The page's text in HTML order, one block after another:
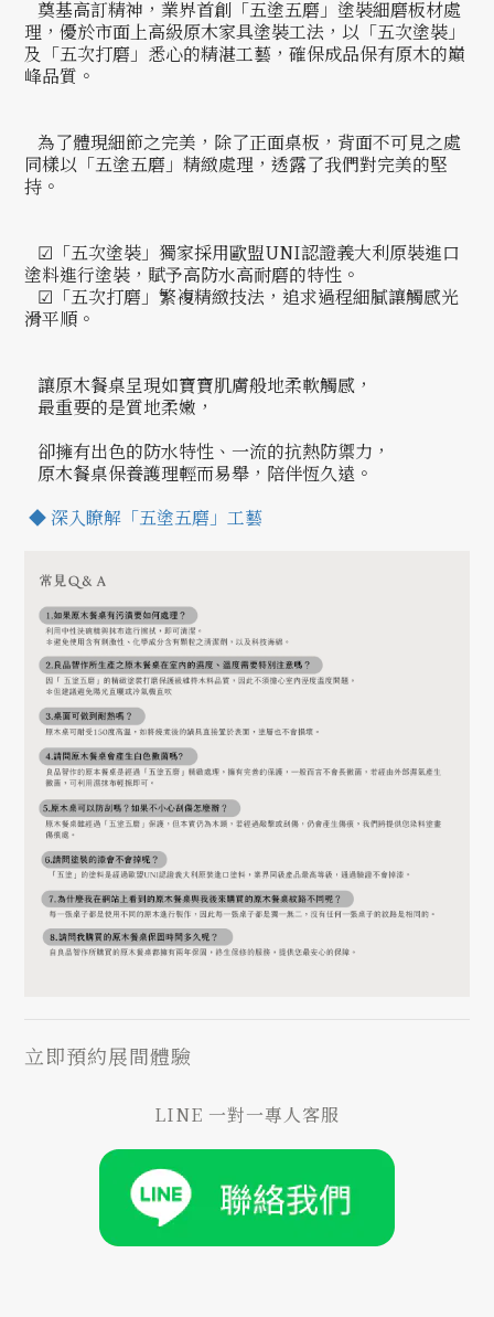
奠基高訂精神，業界首創「五塗五磨」塗裝細磨板材處
理，優於市面上高級原木家具塗裝工法，以「五次塗裝」
及「五次打磨」悉心的精湛工藝，確保成品保有原木的巔
峰品質。
為了體現細節之完美，除了正面桌板，背面不可見之處
同樣以「五塗五磨」精緻處理，透露了我們對完美的堅
持。
☑「五次塗裝」獨家採用歐盟UNI認證義大利原裝進口
塗料進行塗裝，賦予高防水高耐磨的特性。
☑「五次打磨」繁複精緻技法，追求過程細膩讓觸感光
滑平順。
讓原木餐桌呈現如寶寶肌膚般地柔軟觸感，
最重要的是質地柔嫩，
卻擁有出色的防水特性、一流的抗熱防禦力，
原木餐桌保養護理輕而易舉，陪伴恆久遠。
◆ 深入瞭解「五塗五磨」工藝
立即預約展間體驗
LINE 一對一專人客服